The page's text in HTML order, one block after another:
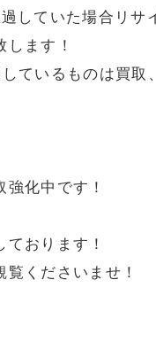
していた場合リ
ます！
ているものは買
化中です！
おります！
くださいませ！